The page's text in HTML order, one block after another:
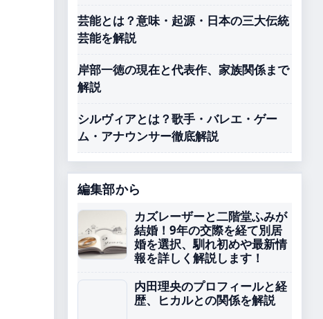
芸能とは？意味・起源・日本の三大伝統
芸能を解説
岸部一徳の現在と代表作、家族関係まで
解説
シルヴィアとは？歌手・バレエ・ゲー
ム・アナウンサー徹底解説
編集部から
カズレーザーと二階堂ふみが
結婚！9年の交際を経て別居
婚を選択、馴れ初めや最新情
報を詳しく解説します！
内田理央のプロフィールと経
歴、ヒカルとの関係を解説